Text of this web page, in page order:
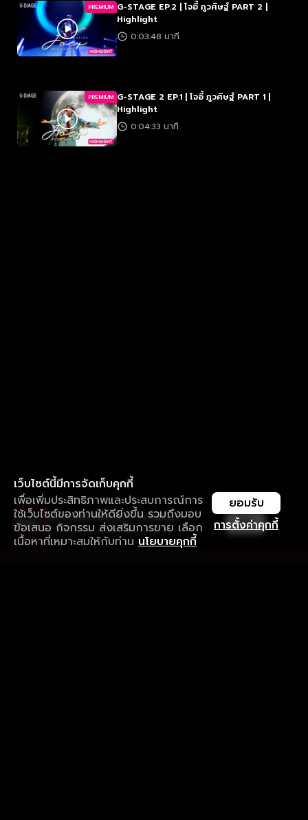
PREMIUM G-STAGE EP.2 | โจอี้ ภูวศิษฐ์ PART 2 |
Highlight
0:03:48 นาที
PREMIUM G-STAGE 2 EP.1 | โจอี้ ภูวศิษฐ์ PART 1 |
Highlight
0:04:33 นาที
เว็บไซต์นี้มีการจัดเก็บคุกกี้
เพื่อเพิ่มประสิทธิภาพและประสบการณ์การ
ใช้เว็บไซต์ของท่านให้ดียิ่งขึ้น รวมถึงมอบ
ข้อเสนอ กิจกรรม ส่งเสริมการขาย เลือก
เนื้อหาที่เหมาะสมให้กับท่าน นโยบายคุกกี้
การตั้งค่าคุกกี้
ยอมรับ
ใช้งานแอป ลื่นไหลกว่า ไม่มีสะดุด
ดาวน์โหลดแอปเพื่อการรับชมที่ดีกว่า เปิด